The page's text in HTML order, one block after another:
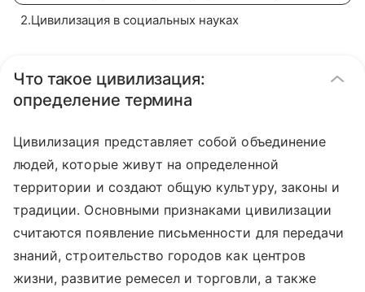
2.Цивилизация в социальных науках
Что такое цивилизация:
определение термина
Цивилизация представляет собой объединение
людей, которые живут на определенной
территории и создают общую культуру, законы и
традиции. Основными признаками цивилизации
считаются появление письменности для передачи
знаний, строительство городов как центров
жизни, развитие ремесел и торговли, а также